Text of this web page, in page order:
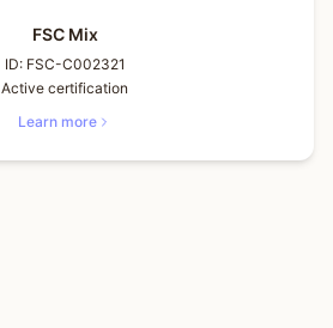
FSC Mix
ID: FSC-C002321
Active certification
Learn more